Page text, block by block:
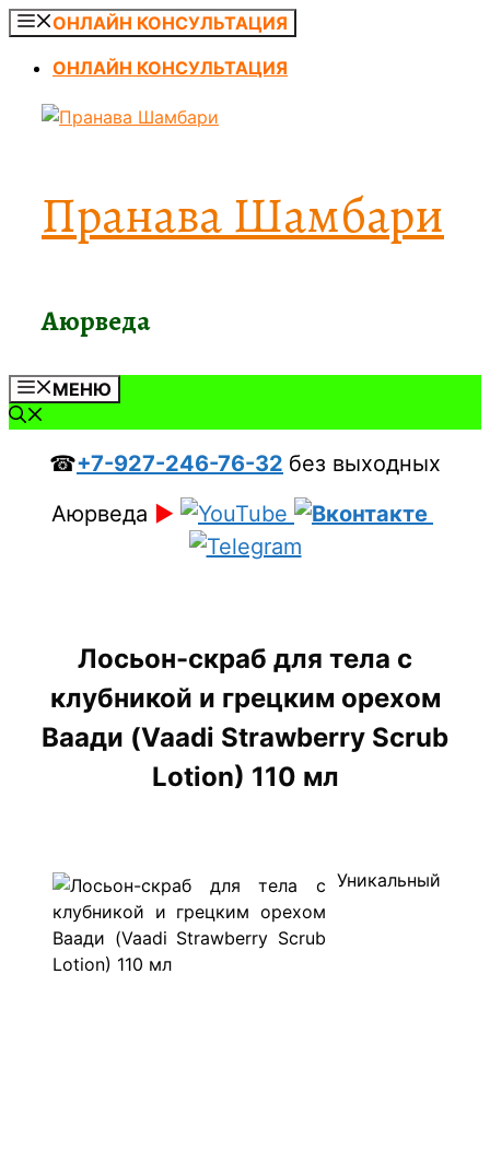
Перейти
содержимому
ОНЛАЙН КОНСУЛЬТАЦИЯ
ОНЛАЙН КОНСУЛЬТАЦИЯ
Пранава Шамбари
Аюрведа
МЕНЮ
☎+7-927-246-76-32 без выходных
Аюрведа ►
Лосьон-скраб для тела с
клубникой и грецким орехом
Ваади (Vaadi Strawberry Scrub
Lotion) 110 мл
​Уникальный